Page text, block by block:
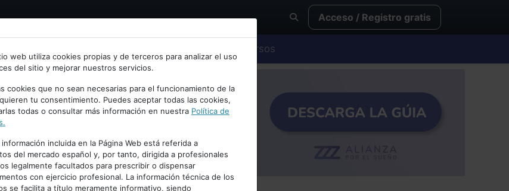
a psiquiatria.com
tu Email
o regístrate con tu email.
Cancelar
Acceso / Registro gratis
Cursos
web utiliza cookies propias y de terceros para analizar el uso
del sitio y mejorar nuestros servicios.
cookies que no sean necesarias para el funcionamiento de la
tu consentimiento. Puedes aceptar todas las cookies,
todas o consultar más información en nuestra Política de
información incluida en la Página Web está referida a
del mercado español y, por tanto, dirigida a profesionales
legalmente facultados para prescribir o dispensar
con ejercicio profesional. La información técnica de los
se facilita a título meramente informativo, siendo
PUBLICIDAD